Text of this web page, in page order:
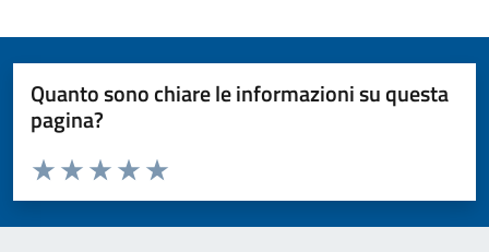
Quanto sono chiare le informazioni su questa
pagina?
Valuta da 1 a 5 stelle la pagina
Valuta 5 stelle su 5
Valuta 4 stelle su 5
Valuta 3 stelle su 5
Valuta 2 stelle su 5
Valuta 1 stelle su 5